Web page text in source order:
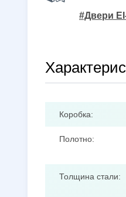
#Двери
Коробка:
Полотно:
Толщина стали: